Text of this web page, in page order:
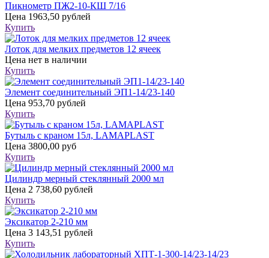
Пикнометр ПЖ2-10-КШ 7/16
Цена 1963,50 рублей
Купить
Лоток для мелких предметов 12 ячеек
Цена нет в наличии
Купить
Элемент соединительный ЭП1-14/23-140
Цена 953,70 рублей
Купить
Бутыль с краном 15л, LAMAPLAST
Цена 3800,00 руб
Купить
Цилиндр мерный стеклянный 2000 мл
Цена 2 738,60 рублей
Купить
Эксикатор 2-210 мм
Цена 3 143,51 рублей
Купить